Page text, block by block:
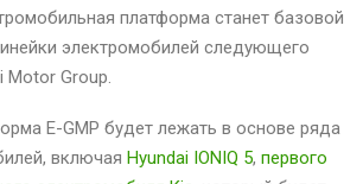
платформа станет базовой
электромобилей следующего
Motor Group.
E-GMP будет лежать в основе ряда
включая Hyundai IONIQ 5, первого